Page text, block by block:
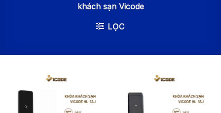
khách sạn Vicode
LỌC